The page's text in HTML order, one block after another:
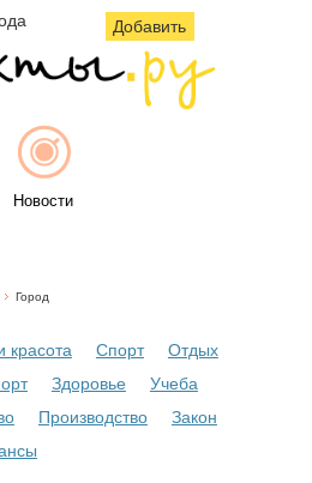
Добавить
Новости
Город
красота Спорт
Отдых
Здоровье
Учеба
Производство
Закон